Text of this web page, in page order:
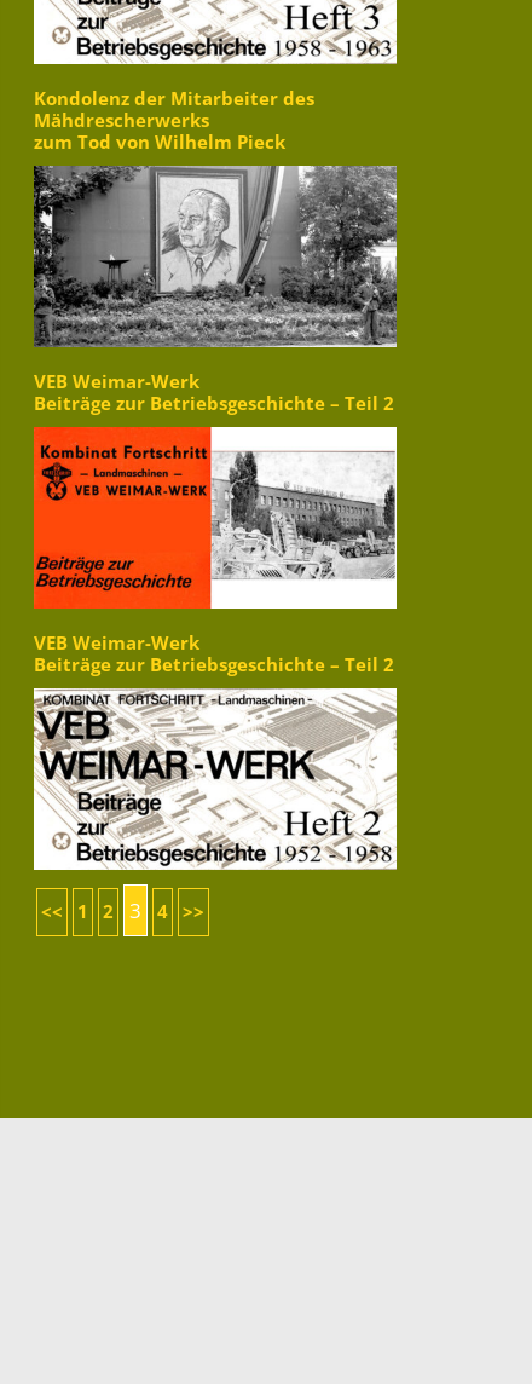
Kondolenz der Mitarbeiter des
Mähdrescherwerks
zum Tod von Wilhelm Pieck
VEB Weimar-Werk
Beiträge zur Betriebsgeschichte – Teil 2
VEB Weimar-Werk
Beiträge zur Betriebsgeschichte – Teil 2
<< 1 2 3 4 >>